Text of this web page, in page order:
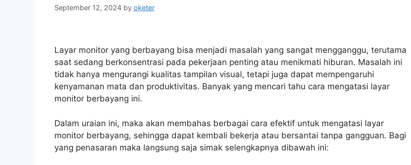
September 12, 2024 by oketer
Layar monitor yang berbayang bisa menjadi masalah yang sangat mengganggu, terutama
saat sedang berkonsentrasi pada pekerjaan penting atau menikmati hiburan. Masalah ini
tidak hanya mengurangi kualitas tampilan visual, tetapi juga dapat mempengaruhi
kenyamanan mata dan produktivitas. Banyak yang mencari tahu cara mengatasi layar
monitor berbayang ini.
Dalam uraian ini, maka akan membahas berbagai cara efektif untuk mengatasi layar
monitor berbayang, sehingga dapat kembali bekerja atau bersantai tanpa gangguan. Bagi
yang penasaran maka langsung saja simak selengkapnya dibawah ini: